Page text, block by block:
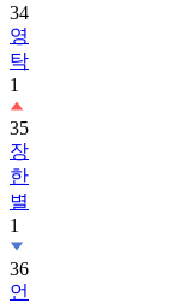
34
영
탁
1
35
장
한
별
1
36
언